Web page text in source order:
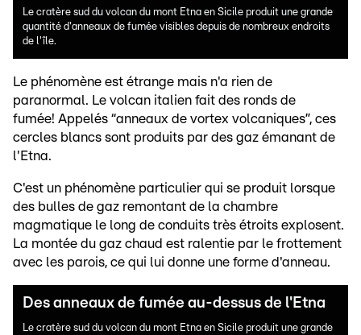
Le cratère sud du volcan du mont Etna en Sicile produit une grande
quantité d'anneaux de fumée visibles depuis de nombreux endroits
de l'île.
Le phénomène est étrange mais n'a rien de
paranormal. Le volcan italien fait des ronds de
fumée! Appelés “anneaux de vortex volcaniques”, ces
cercles blancs sont produits par des gaz émanant de
l'Etna.
C'est un phénomène particulier qui se produit lorsque
des bulles de gaz remontant de la chambre
magmatique le long de conduits très étroits explosent.
La montée du gaz chaud est ralentie par le frottement
avec les parois, ce qui lui donne une forme d'anneau.
Des anneaux de fumée au-dessus de l'Etna
Le cratère sud du volcan du mont Etna en Sicile produit une grande